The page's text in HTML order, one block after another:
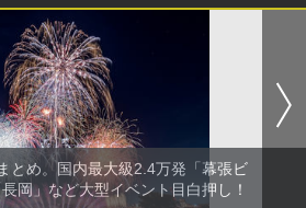
とめ。国内最大級2.4万発「幕張ビ
岡」など大型イベント目白押し！